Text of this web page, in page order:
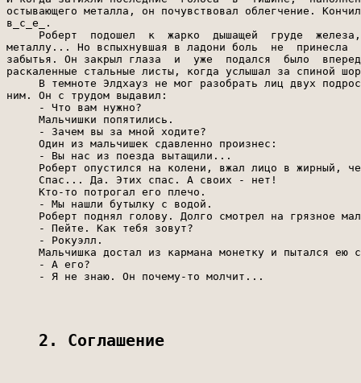
2. Соглашение